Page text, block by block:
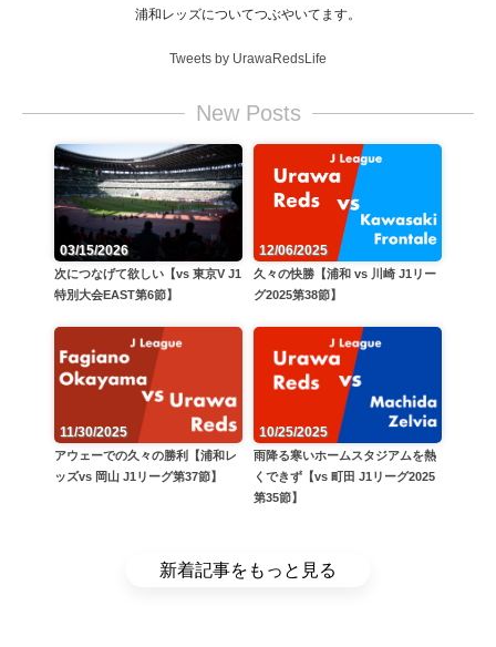
浦和レッズについてつぶやいてます。
Tweets by UrawaRedsLife
New Posts
03/15/2026
次につなげて欲しい【vs 東京V J1
特別大会EAST第6節】
12/06/2025
久々の快勝【浦和 vs 川崎 J1リー
グ2025第38節】
11/30/2025
アウェーでの久々の勝利【浦和レ
ッズvs 岡山 J1リーグ第37節】
10/25/2025
雨降る寒いホームスタジアムを熱
くできず【vs 町田 J1リーグ2025
第35節】
新着記事をもっと見る